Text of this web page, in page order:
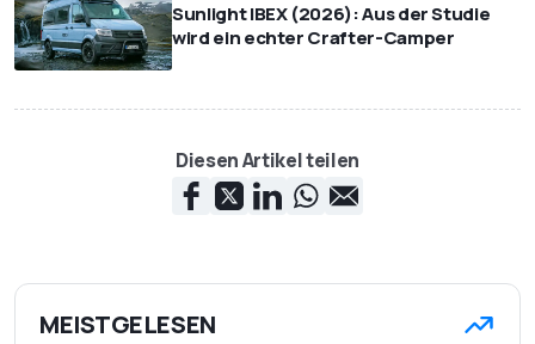
Sunlight IBEX (2026): Aus der Studie
wird ein echter Crafter-Camper
Diesen Artikel teilen
MEISTGELESEN